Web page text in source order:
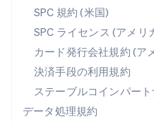
SPC 規約 (米国)
SPC ライセンス (アメリ
カード発行会社規約 (ア
決済手段の利用規約
ステーブルコインパー
データ処理規約
ベルギー
Nederlands Français
ポーランド
English
ポルトガル
Português English
English